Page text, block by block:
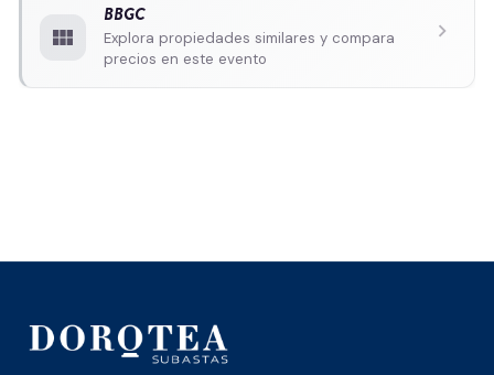
view_module
BBGC
Explora propiedades similares y compara
precios en este evento
chevron_right